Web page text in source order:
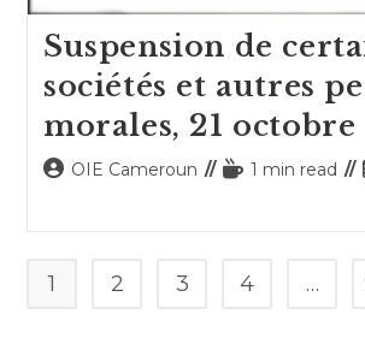
Suspension de
sociétés et autres
morales, 21 octobre
Auteur/autrice
OIE Cameroun
Temps1 min read
1 2 3 4 …